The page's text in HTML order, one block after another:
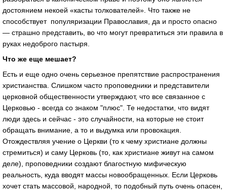
достоянием некоей «касты толкователей». Что также не
способствует популяризации Православия, да и просто опасно
— страшно представить, во что могут превратиться эти правила в
руках недоброго пастыря.
Что же еще мешает?
Есть и еще одно очень серьезное препятствие распространения
христианства. Слишком часто проповедники и представители
церковной общественности утверждают, что все связанное с
Церковью - всегда со знаком "плюс". Те недостатки, что видят
люди здесь и сейчас - это случайности, на которые не стоит
обращать внимание, а то и выдумка или провокация.
Отождествляя учение о Церкви (то к чему христиане должны
стремиться) и саму Церковь (то, как христиане живут на самом
деле), проповедники создают благостную мифическую
реальность, куда вводят массы новообращенных. Если Церковь
хочет стать массовой, народной, то подобный путь очень опасен,